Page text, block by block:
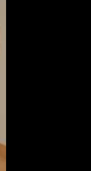
9774